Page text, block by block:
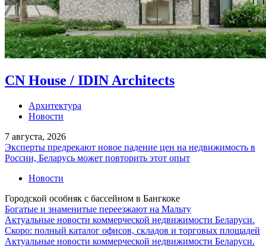
CN House / IDIN Architects
Архитектура
Новости
7 августа, 2026
Эксперты предрекают новое падение цен на недвижимость в
России, Беларусь может повторить этот опыт
Новости
Городской особняк с бассейном в Бангкоке
Богатые и знаменитые переезжают на Мальту
Актуальные новости коммерческой недвижимости Беларуси.
Скоро: полный каталог офисов, складов и торговых площадей
Актуальные новости коммерческой недвижимости Беларуси.